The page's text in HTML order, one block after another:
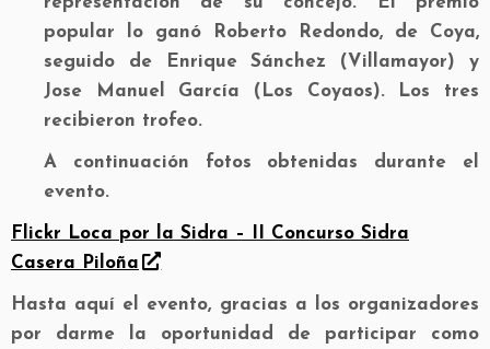
popular lo ganó Roberto Redondo, de Coya,
seguido de Enrique Sánchez (Villamayor) y
Jose Manuel García (Los Coyaos). Los tres
recibieron trofeo.
A continuación fotos obtenidas durante el
evento.
Flickr Loca por la Sidra – II Concurso Sidra
Casera Piloña
Hasta aquí el evento, gracias a los organizadores
por darme la oportunidad de participar como